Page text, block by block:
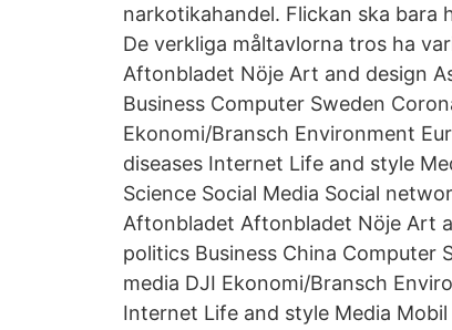
narkotikahandel. Flickan ska bara
De verkliga måltavlorna tros ha
Aftonbladet Nöje Art and design
Business Computer Sweden
Ekonomi/Bransch Environment
diseases Internet Life and style
Science Social Media Social
Aftonbladet Aftonbladet Nöje Art
politics Business China Computer
media DJI Ekonomi/Bransch
Internet Life and style Media